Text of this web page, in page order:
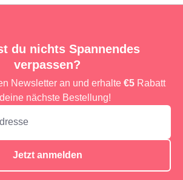
du nichts Spannendes
verpassen?
Newsletter an und erhalte €5 Rabatt
nächste Bestellung!
Jetzt anmelden